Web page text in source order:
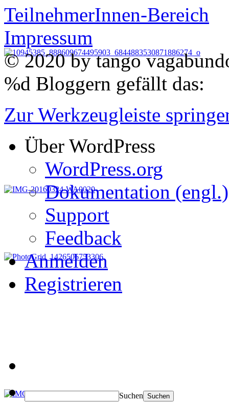
TeilnehmerInnen-Bereich
Impressum
© 2020 bytango
%d Bloggern gefällt das:
Zur Werkzeugleiste
Über WordPress
WordPress.org
Dokumentation (engl.)
Support
Feedback
Anmelden
Registrieren
Suchen